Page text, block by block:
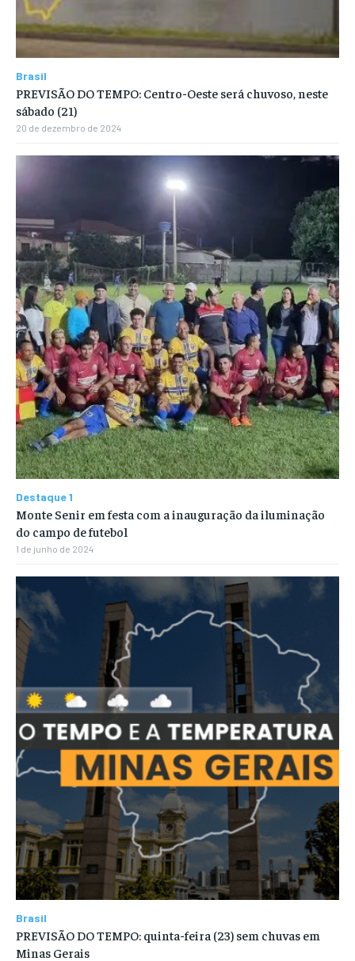
Brasil
PREVISÃO DO TEMPO: Centro-Oeste será chuvoso, neste
sábado (21)
20 de dezembro de 2024
Destaque 1
Monte Senir em festa com a inauguração da iluminação
do campo de futebol
1 de junho de 2024
Brasil
PREVISÃO DO TEMPO: quinta-feira (23) sem chuvas em
Minas Gerais